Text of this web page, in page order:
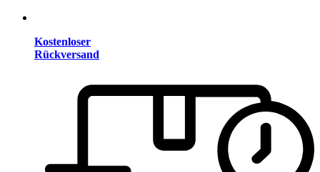
Kostenloser
Rückversand